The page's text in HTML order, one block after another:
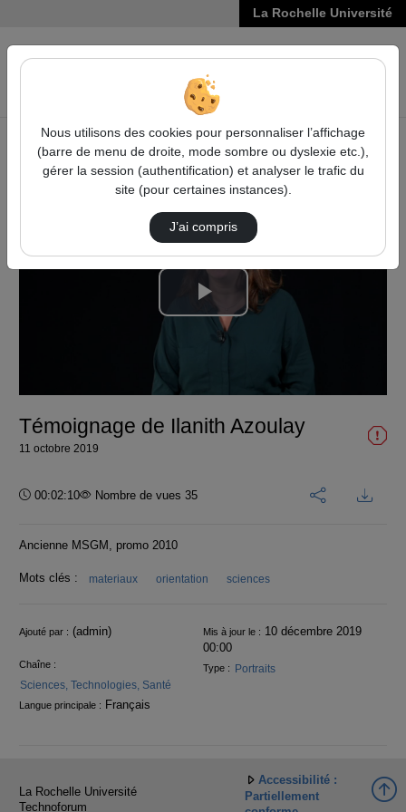
La Rochelle Université
VIDÉOS
Accueil Vidéos Témoignage de Ilanith Azoulay
Lire
vidéo
Témoignage de Ilanith Azoulay
11 octobre 2019
Durée :
00:02:10 Nombre de vues 35
Ancienne MSGM, promo 2010
Mots clés : materiaux orientation sciences
Informations
Ajouté par : (admin) Mis à jour le : 10 décembre 2019
00:00
Chaîne :
Sciences, Technologies, Santé
Type : Portraits
Langue principale : Français
La Rochelle Université
Technoforum
Accessibilité :
Partiellement
Nous utilisons des cookies pour personnaliser l’affichage
(barre de menu de droite, mode sombre ou dyslexie etc.),
gérer la session (authentification) et analyser le trafic du
site (pour certaines instances).
J’ai compris